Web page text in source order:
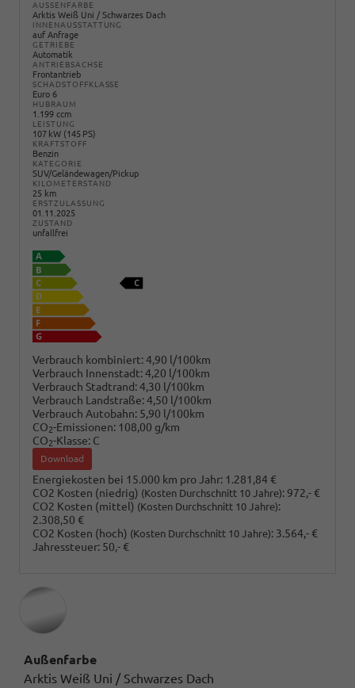
AUSSENFARBE
Arktis Weiß Uni / Schwarzes Dach
INNENAUSSTATTUNG
auf Anfrage
GETRIEBE
Automatik
ANTRIEBSACHSE
Frontantrieb
SCHADSTOFFKLASSE
Euro 6
HUBRAUM
1.199 ccm
LEISTUNG
107 kW (145 PS)
KRAFTSTOFF
Benzin
KATEGORIE
SUV/Geländewagen/Pickup
KILOMETERSTAND
25 km
ERSTZULASSUNG
01.11.2025
ZUSTAND
unfallfrei
Verbrauch kombiniert:4,90 l/100km
Verbrauch Innenstadt:4,20 l/100km
Verbrauch Stadtrand:4,30 l/100km
Verbrauch Landstraße:4,50 l/100km
Verbrauch Autobahn: 5,90 l/100km
CO2-Emissionen: 108,00 g/km
CO2-Klasse: C
Download
Energiekosten bei 15.000 km pro Jahr: 1.281,84 €
CO2 Kosten (niedrig) (Kosten Durchschnitt 10 Jahre): 972,- €
CO2 Kosten (mittel) (Kosten Durchschnitt 10 Jahre):
2.308,50 €
CO2 Kosten (hoch) (Kosten Durchschnitt 10 Jahre): 3.564,- €
Jahressteuer: 50,- €
Außenfarbe
Arktis Weiß Uni / Schwarzes Dach